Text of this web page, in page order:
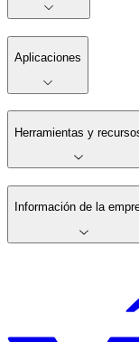
Aplicaciones
Herramientas y
Información de la